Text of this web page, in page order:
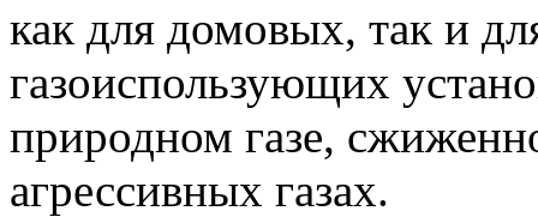
как для домовых, так и
газоиспользующих
природном газе,
агрессивных газах.